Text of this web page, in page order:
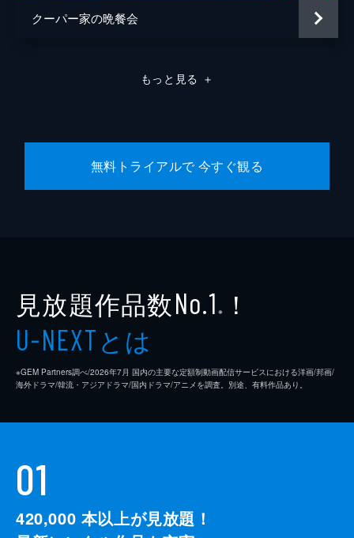
クーパー家の晩餐会
もっと見る ＋
無料トライアルで 今すぐ観る
見放題作品数No.1 ※ ！
U-NEXTとは
※GEM Partners調べ/2026年7⽉ 国内の主要な定額制動画配信サービスにおける洋画/邦画/
海外ドラマ/韓流・アジアドラマ/国内ドラマ/アニメを調査。別途、有料作品あり。
01
420,000 本以上が見放題！